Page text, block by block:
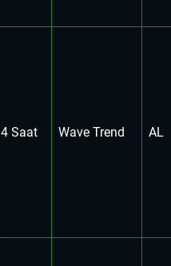
4 Saat Wave Trend AL